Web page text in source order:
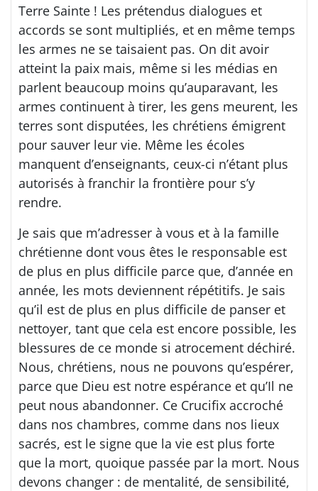
Terre Sainte ! Les prétendus dialogues et
accords se sont multipliés, et en même temps
les armes ne se taisaient pas. On dit avoir
atteint la paix mais, même si les médias en
parlent beaucoup moins qu’auparavant, les
armes continuent à tirer, les gens meurent, les
terres sont disputées, les chrétiens émigrent
pour sauver leur vie. Même les écoles
manquent d’enseignants, ceux-ci n’étant plus
autorisés à franchir la frontière pour s’y
rendre.
Je sais que m’adresser à vous et à la famille
chrétienne dont vous êtes le responsable est
de plus en plus difficile parce que, d’année en
année, les mots deviennent répétitifs. Je sais
qu’il est de plus en plus difficile de panser et
nettoyer, tant que cela est encore possible, les
blessures de ce monde si atrocement déchiré.
Nous, chrétiens, nous ne pouvons qu’espérer,
parce que Dieu est notre espérance et qu’Il ne
peut nous abandonner. Ce Crucifix accroché
dans nos chambres, comme dans nos lieux
sacrés, est le signe que la vie est plus forte
que la mort, quoique passée par la mort. Nous
devons changer : de mentalité, de sensibilité,